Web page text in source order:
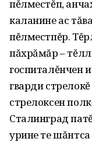
пĕлместĕп,
каланине ас
пĕлместпĕр.
пăхрăмăр –
госпиталĕнчен
гварди
стрелоксен
Сталинград
урине те